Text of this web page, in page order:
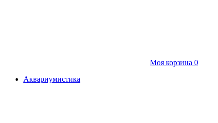
Моя корзина 0
Аквариумистика